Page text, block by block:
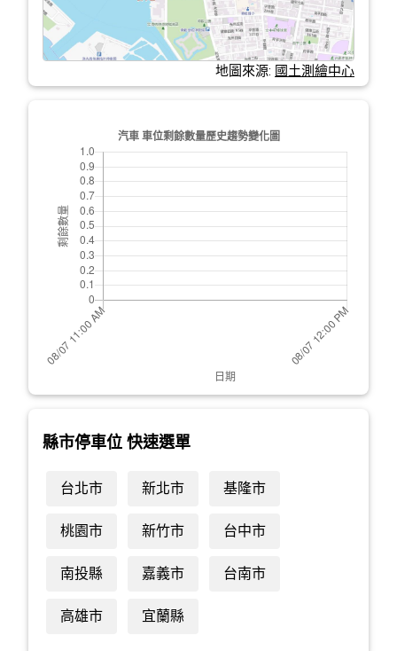
地圖來源: 國土測繪中心
縣市停車位 快速選單
台北市 新北市 基隆市
桃園市 新竹市 台中市
南投縣 嘉義市 台南市
高雄市 宜蘭縣